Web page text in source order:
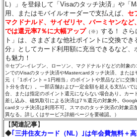
L）」を登録して「Visaのタッチ決済」や「
用、またはモバイルオーダーで支払えば、セ
マクドナルド、サイゼリヤ、バーミヤンな
では還元率7％に大幅アップ （※）する！ さら
ト」は、さまざまな他社ポイントに交換でき
分」としてカード利用額に充当できるなど
も魅力！
※セブン‐イレブン、ローソン、マクドナルドなどの対象
ンでのVisaのタッチ決済やMastercardタッチ決済、または
元（「1ポイント＝1円相当」のポイントや景品などに交
ト分を含む）。一部店舗および一定金額を超える支払い
合、または指定のポイント還元にならない場合あり。カー
差し込み、磁気取引による決済は7％還元の対象外。
cardタッチ決済は利用不可。スマホのタッチ決済の対象店
異なる。詳しくはサービス詳細ページを要確認。）
【 関連記事】
◆｢三井住友カード（NL）｣は年会費無料＋